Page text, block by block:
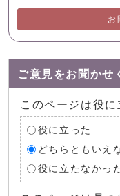
お
ご意見をお聞かせ
このページは役に
役に立った
どちらともいえ
役に立たなかっ